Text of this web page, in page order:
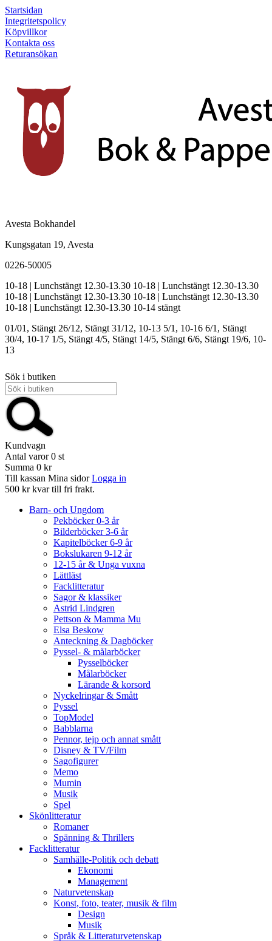
Startsidan
Integritetspolicy
Köpvillkor
Kontakta oss
Returansökan
Avesta Bokhandel
Kungsgatan 19, Avesta
0226-50005
10-18 | Lunchstängt 12.30-13.30 10-18 | Lunchstängt 12.30-13.30
10-18 | Lunchstängt 12.30-13.30 10-18 | Lunchstängt 12.30-13.30
10-18 | Lunchstängt 12.30-13.30 10-14 stängt
01/01, Stängt 26/12, Stängt 31/12, 10-13 5/1, 10-16 6/1, Stängt
30/4, 10-17 1/5, Stängt 4/5, Stängt 14/5, Stängt 6/6, Stängt 19/6, 10-
13
Sök i butiken
Kundvagn
Antal varor 0 st
Summa 0 kr
Till kassan Mina sidor Logga in
500 kr kvar till fri frakt.
Barn- och Ungdom
Pekböcker 0-3 år
Bilderböcker 3-6 år
Kapitelböcker 6-9 år
Bokslukaren 9-12 år
12-15 år & Unga vuxna
Lättläst
Facklitteratur
Sagor & klassiker
Astrid Lindgren
Pettson & Mamma Mu
Elsa Beskow
Anteckning & Dagböcker
Pyssel- & målarböcker
Pysselböcker
Målarböcker
Lärande & korsord
Nyckelringar & Smått
Pyssel
TopModel
Babblarna
Pennor, tejp och annat smått
Disney & TV/Film
Sagofigurer
Memo
Mumin
Musik
Spel
Skönlitteratur
Romaner
Spänning & Thrillers
Facklitteratur
Samhälle-Politik och debatt
Ekonomi
Management
Naturvetenskap
Konst, foto, teater, musik & film
Design
Musik
Språk & Litteraturvetenskap